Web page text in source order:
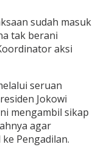
sudah masuk
tak berani
aksi
seruan
Jokowi
mengambil sikap
agar
Pengadilan.